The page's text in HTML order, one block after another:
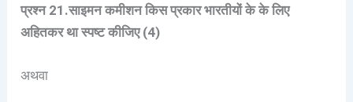
प्रश्न 21.साइमन कमीशन किस प्रकार भारतीयों के के लिए
अहितकर था स्पष्ट कीजिए (4)
अथवा